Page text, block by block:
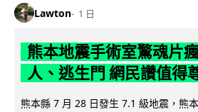
Lawton 1 日
熊本地震手術室驚魂片
人、逃生門 網民讚值得
熊本縣 7 月 28 日發生 7.1 級地震，熊